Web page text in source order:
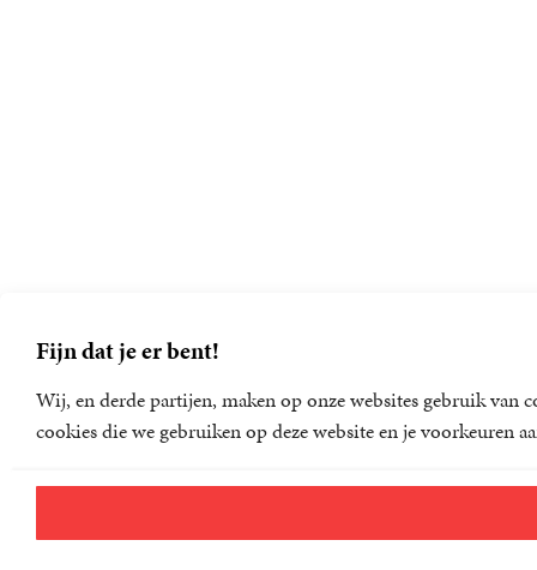
Fijn dat je er bent!
Wij, en derde partijen, maken op onze websites gebruik van
cookies die we gebruiken op deze website en je voorkeuren